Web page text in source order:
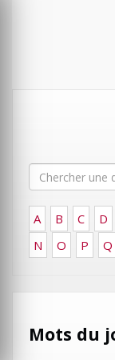
A B C D
N
O P Q
Mots du